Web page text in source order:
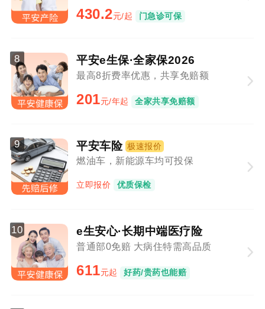
430.2元/起 门急诊可保
8 平安e生保·全家保2026
最高8折费率优惠，共享免赔额
201元/年起 全家共享免赔额
9 平安车险 极速报价
燃油车，新能源车均可投保
立即报价 优质保检
10 e生安心·长期中端医疗险
普通部0免赔 大病住特需高品质
611元起 好药/贵药也能赔